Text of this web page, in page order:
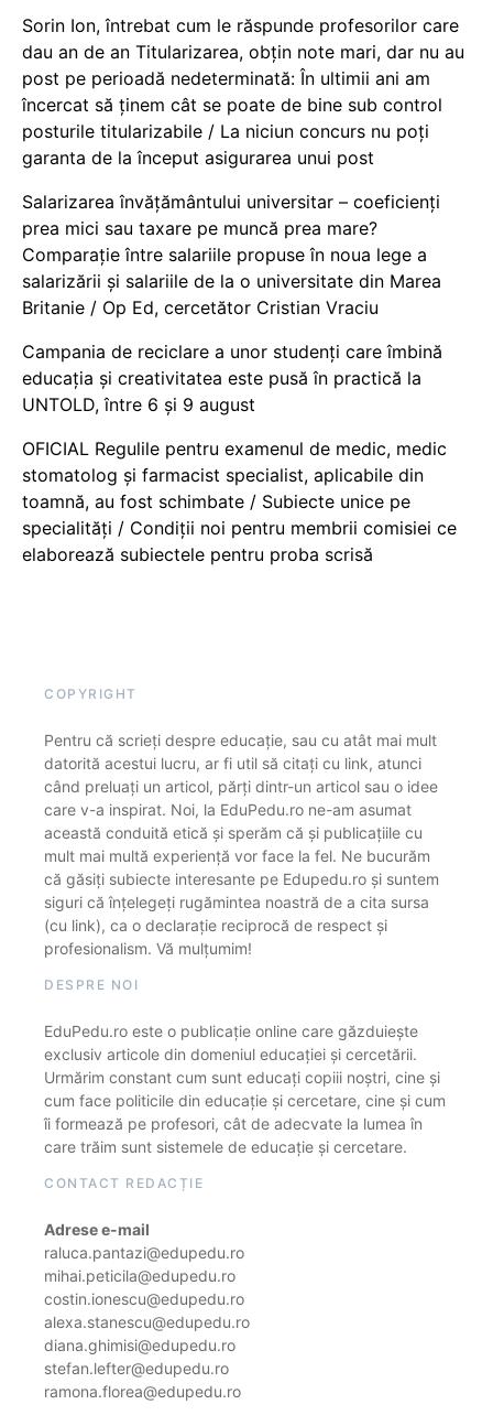
Sorin Ion, întrebat cum le răspunde profesorilor care
dau an de an Titularizarea, obțin note mari, dar nu au
post pe perioadă nedeterminată: În ultimii ani am
încercat să ținem cât se poate de bine sub control
posturile titularizabile / La niciun concurs nu poți
garanta de la început asigurarea unui post
Salarizarea învățământului universitar – coeficienți
prea mici sau taxare pe muncă prea mare?
Comparație între salariile propuse în noua lege a
salarizării și salariile de la o universitate din Marea
Britanie / Op Ed, cercetător Cristian Vraciu
Campania de reciclare a unor studenți care îmbină
educația și creativitatea este pusă în practică la
UNTOLD, între 6 și 9 august
OFICIAL Regulile pentru examenul de medic, medic
stomatolog și farmacist specialist, aplicabile din
toamnă, au fost schimbate / Subiecte unice pe
specialități / Condiții noi pentru membrii comisiei ce
elaborează subiectele pentru proba scrisă
COPYRIGHT
Pentru că scrieți despre educație, sau cu atât mai mult
datorită acestui lucru, ar fi util să citați cu link, atunci
când preluați un articol, părți dintr-un articol sau o idee
care v-a inspirat. Noi, la EduPedu.ro ne-am asumat
această conduită etică și sperăm că și publicațiile cu
mult mai multă experiență vor face la fel. Ne bucurăm
că găsiți subiecte interesante pe Edupedu.ro și suntem
siguri că înțelegeți rugămintea noastră de a cita sursa
(cu link), ca o declarație reciprocă de respect și
profesionalism. Vă mulțumim!
DESPRE NOI
EduPedu.ro este o publicație online care găzduiește
exclusiv articole din domeniul educației și cercetării.
Urmărim constant cum sunt educați copiii noștri, cine și
cum face politicile din educație și cercetare, cine și cum
îi formează pe profesori, cât de adecvate la lumea în
care trăim sunt sistemele de educație și cercetare.
CONTACT REDACȚIE
Adrese e-mail
raluca.pantazi@edupedu.ro
mihai.peticila@edupedu.ro
costin.ionescu@edupedu.ro
alexa.stanescu@edupedu.ro
diana.ghimisi@edupedu.ro
stefan.lefter@edupedu.ro
ramona.florea@edupedu.ro